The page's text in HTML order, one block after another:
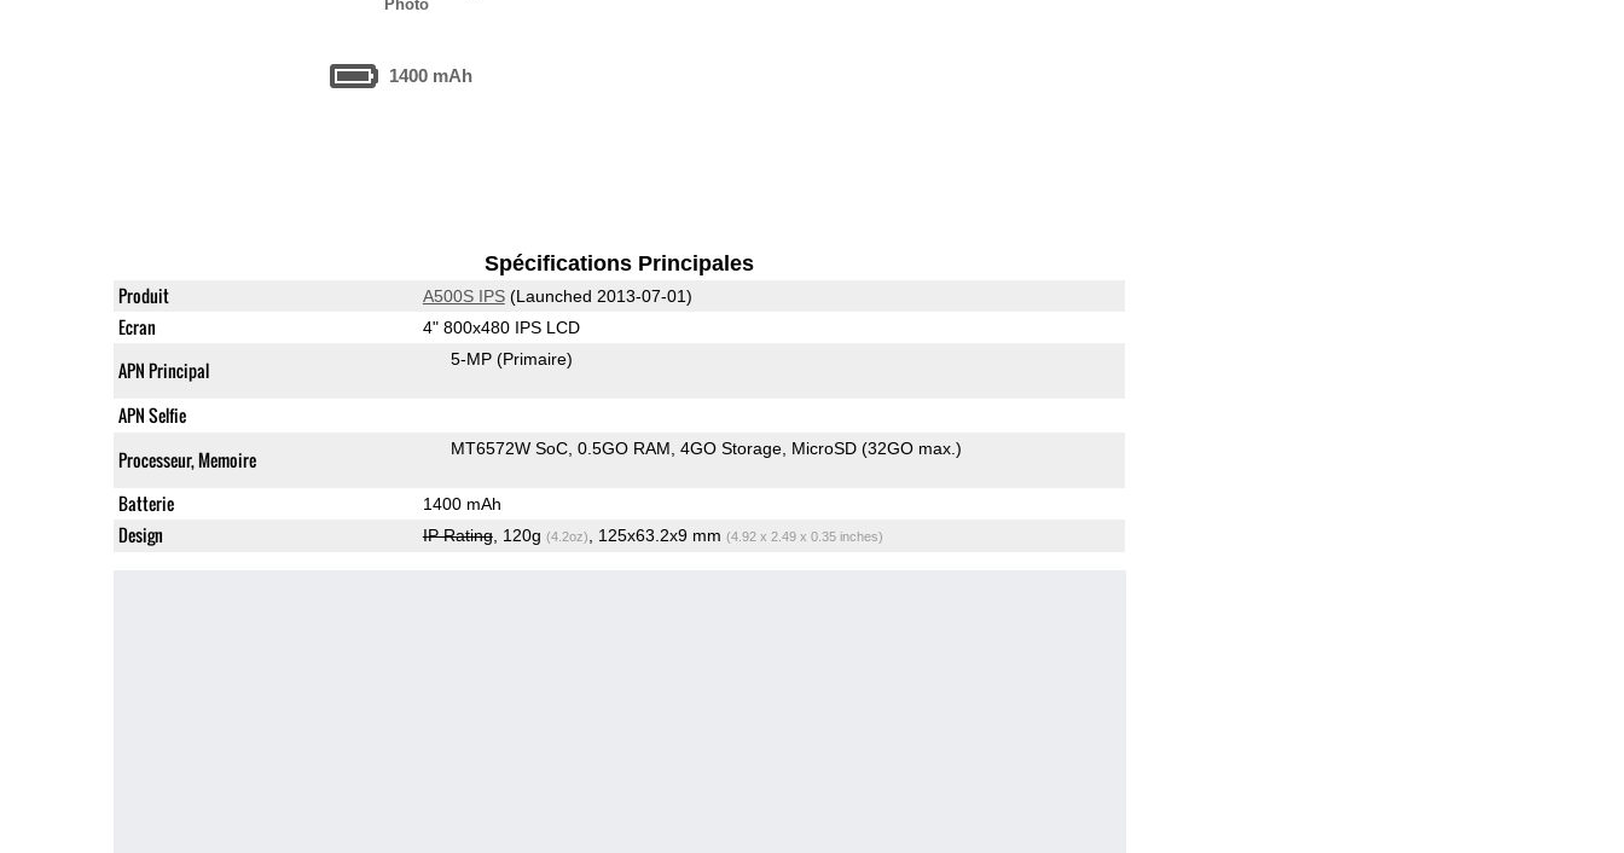
Photo
1400 mAh
Spécifications Principales
Produit A500S IPS(Launched 2013-07-01)
Ecran 4" 800x480 IPS LCD
APN Principal 5-MP (Primaire)
APN Selfie
Processeur, Memoire
MT6572W SoC 0.5GO RAM 4GO Storage MicroSD (32GO max.)
Batterie 1400 mAh
Design IP Rating, 120g (4.2oz) , 125x63.2x9 mm (4.92 x 2.49 x 0.35 inches)